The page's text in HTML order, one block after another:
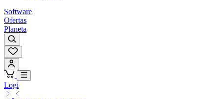
Software
Ofertas
Planeta
Logi